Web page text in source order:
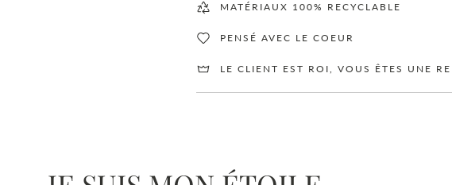
MATÉRIAUX 100% RECYCLABLE
PENSÉ AVEC LE COEUR
LE CLIENT EST ROI, VOUS ÊTES UNE